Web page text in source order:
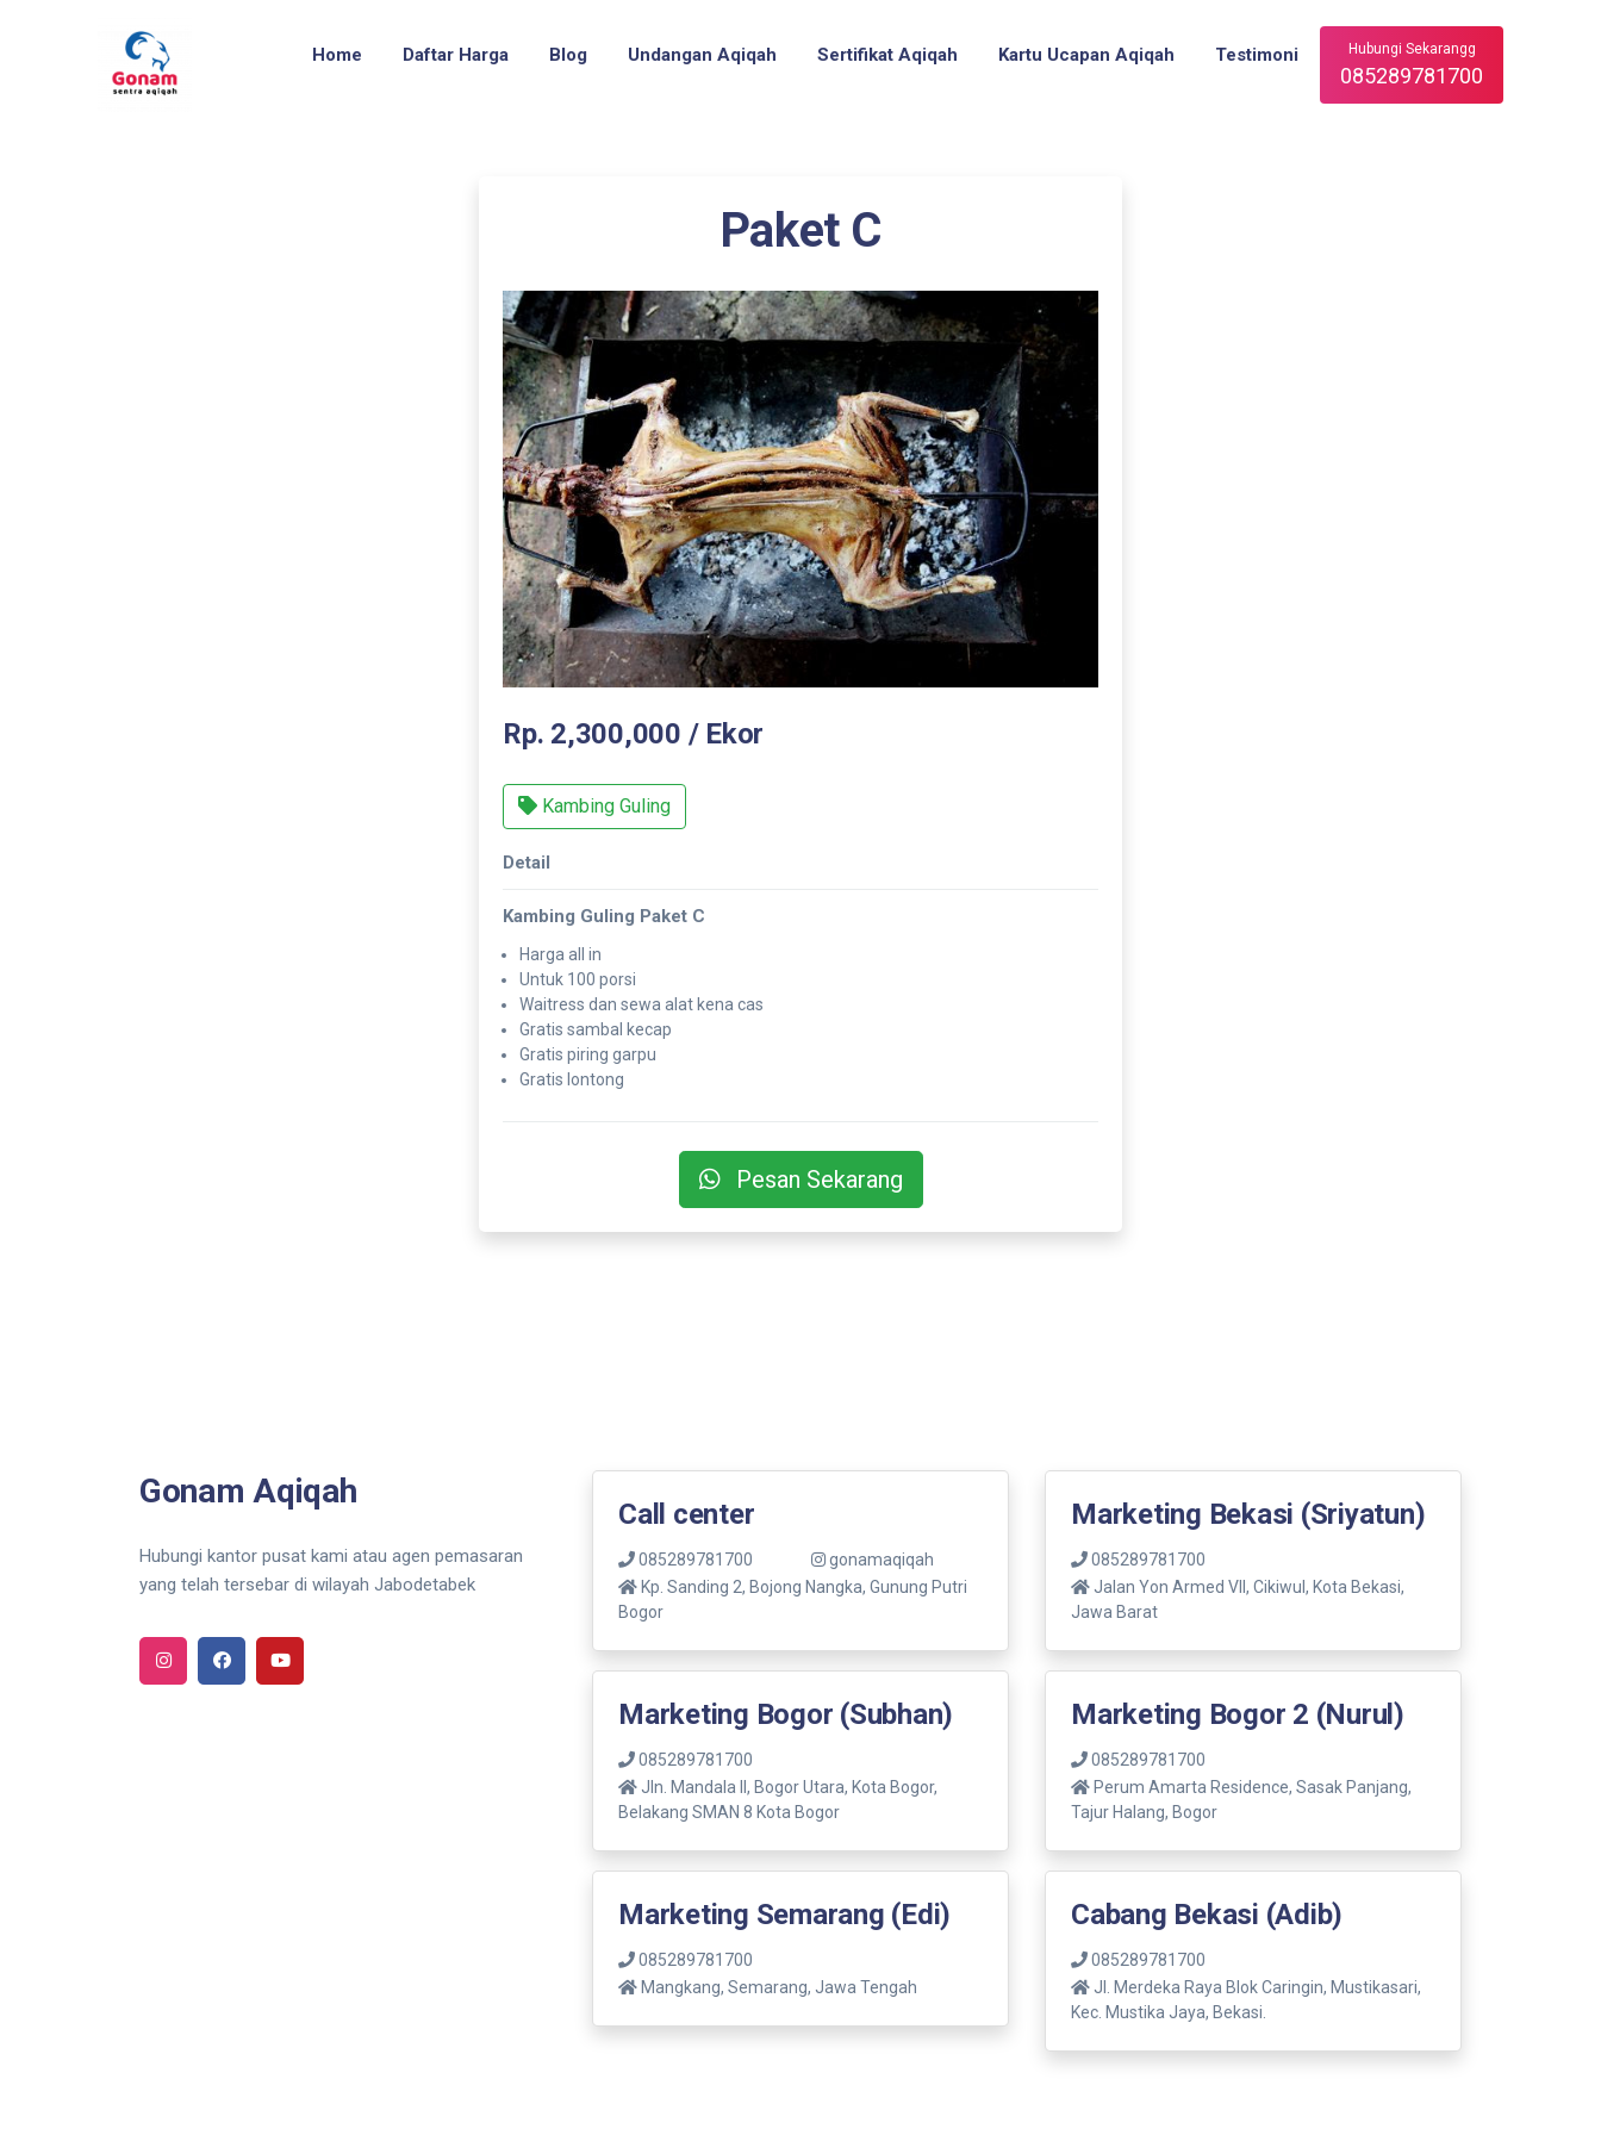
Home Daftar Harga Blog Undangan Aqiqah Sertifikat Aqiqah Kartu Ucapan Aqiqah Testimoni Hubungi Sekarangg
085289781700
Paket C
Rp. 2,300,000 / Ekor
Kambing Guling
Detail
Kambing Guling Paket C
Harga all in
Untuk 100 porsi
Waitress dan sewa alat kena cas
Gratis sambal kecap
Gratis piring garpu
Gratis lontong
Pesan Sekarang
Gonam Aqiqah
Hubungi kantor pusat kami atau agen pemasaran
yang telah tersebar di wilayah Jabodetabek
Call center
085289781700
gonamaqiqah
Kp. Sanding 2, Bojong Nangka, Gunung Putri
Bogor
Marketing Bekasi (Sriyatun)
085289781700
Jalan Yon Armed VII, Cikiwul, Kota Bekasi,
Jawa Barat
Marketing Bogor (Subhan)
085289781700
Jln. Mandala ll, Bogor Utara, Kota Bogor,
Belakang SMAN 8 Kota Bogor
Marketing Bogor 2 (Nurul)
085289781700
Perum Amarta Residence, Sasak Panjang,
Tajur Halang, Bogor
Marketing Semarang (Edi)
085289781700
Mangkang, Semarang, Jawa Tengah
Cabang Bekasi (Adib)
085289781700
Jl. Merdeka Raya Blok Caringin, Mustikasari,
Kec. Mustika Jaya, Bekasi.